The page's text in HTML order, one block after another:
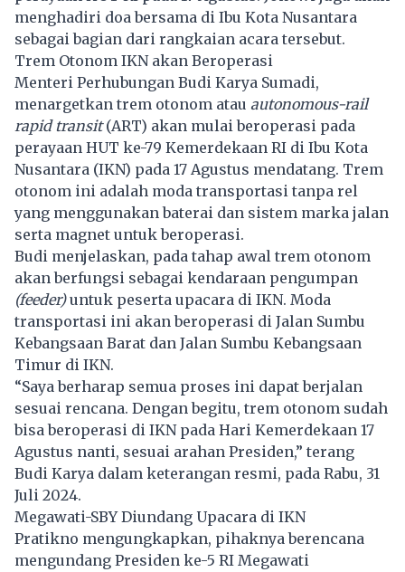
menghadiri doa bersama di Ibu Kota Nusantara
sebagai bagian dari rangkaian acara tersebut.
Trem Otonom IKN akan Beroperasi
Menteri Perhubungan Budi Karya Sumadi,
menargetkan trem otonom atau autonomous-rail
rapid transit(ART) akan mulai beroperasi pada
perayaan HUT ke-79 Kemerdekaan RI di Ibu Kota
Nusantara (IKN) pada 17 Agustus mendatang. Trem
otonom ini adalah moda transportasi tanpa rel
yang menggunakan baterai dan sistem marka jalan
serta magnet untuk beroperasi.
Budi menjelaskan, pada tahap awal trem otonom
akan berfungsi sebagai kendaraan pengumpan
(feeder)untuk peserta upacara di IKN. Moda
transportasi ini akan beroperasi di Jalan Sumbu
Kebangsaan Barat dan Jalan Sumbu Kebangsaan
Timur di IKN.
“Saya berharap semua proses ini dapat berjalan
sesuai rencana. Dengan begitu, trem otonom sudah
bisa beroperasi di IKN pada Hari Kemerdekaan 17
Agustus nanti, sesuai arahan Presiden,” terang
Budi Karya dalam keterangan resmi, pada Rabu, 31
Juli 2024.
Megawati-SBY Diundang Upacara di IKN
Pratikno mengungkapkan, pihaknya berencana
mengundang Presiden ke-5 RI Megawati